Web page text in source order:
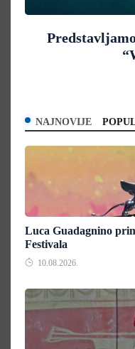
NAJNOVIJE
Luca Guadagnino
Festivala
10.08.2026.